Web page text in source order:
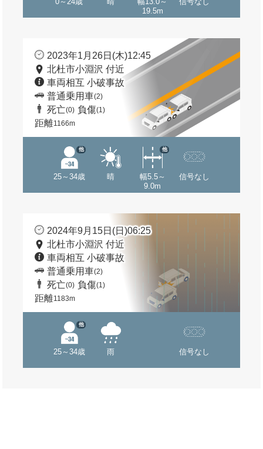
19.5m
2023年1月26日(木)12:45
北杜市小淵沢 付近
車両相互 小破事故
普通乗用車(2)
死亡(0) 負傷(1)
距離1166m
25～34歳
他
晴
幅5.5～
9.0m
他
信号なし
2024年9月15日(日)06:25
北杜市小淵沢 付近
車両相互 小破事故
普通乗用車(2)
死亡(0) 負傷(1)
距離1183m
25～34歳
他
雨 信号なし